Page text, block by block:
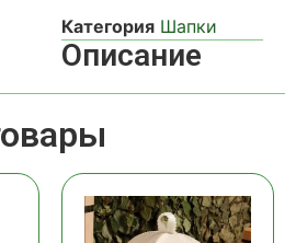
Категория Шапки
Описание